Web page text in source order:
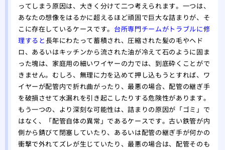
ってしまう原因は、大きく分けて二つ考えられます。一つは、
あなたの想像をはるかに超えるほど頑固で巨大な詰まりが、そ
こに存在しているケースです。台所専門チームがトラブルに修
理すると長年にわたって蓄積され、圧縮された髪の毛やヘド
ロ、あるいはキッチンから流された油が冷えて石のように固ま
った塊は、家庭用の細いワイヤーの力では、到底砕くことがで
きません。むしろ、無理に力を込めて押し込もうとすれば、ワ
イヤーが配管内で折れ曲がったり、最悪の場合、配管の継ぎ手
を破損させて水漏れを引き起こしたりする危険性があります。
もう一つの、より深刻な可能性は、詰まりの原因が「ゴミ」で
はなく、「配管自体の異常」であるケースです。古い鉄管が内
側から錆びて閉塞していたり、あるいは配管の継ぎ手が何かの
衝撃で外れてズレが生じていたり、最悪の場合は、配管そのも